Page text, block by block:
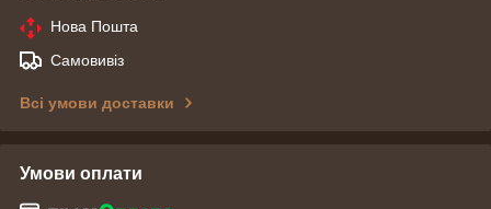
Нова Пошта
Самовивіз
Всі умови доставки
Умови оплати